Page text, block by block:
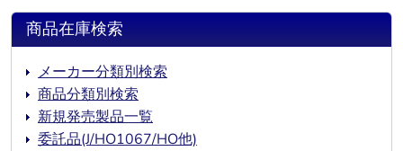
商品在庫検索
メーカー分類別検索
商品分類別検索
新規発売製品一覧
委託品(J/HO1067/HO他)